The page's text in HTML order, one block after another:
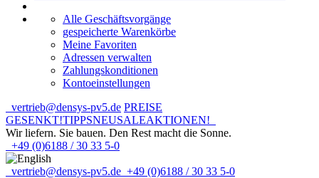
Alle Geschäftsvorgänge
gespeicherte Warenkörbe
Meine Favoriten
Adressen verwalten
Zahlungskonditionen
Kontoeinstellungen
vertrieb@densys-pv5.de PREISE
GESENKT!TIPPSNEUSALEAKTIONEN!
Wir liefern. Sie bauen. Den Rest macht die Sonne.
+49 (0)6188 / 30 33 5-0
vertrieb@densys-pv5.de +49 (0)6188 / 30 33 5-0